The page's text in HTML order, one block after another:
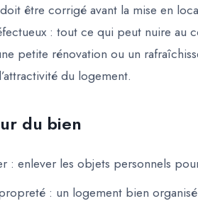
être corrigé avant la mise en
: tout ce qui peut nuire au
petite rénovation ou un
du logement.
du bien
: enlever les objets personnels
: un logement bien